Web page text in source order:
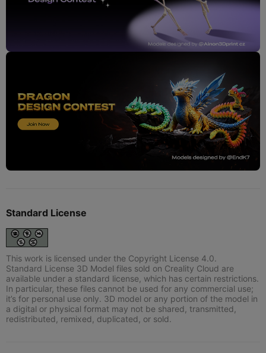
Standard License
This work is licensed under the Copyright License 4.0.
Standard License 3D Model files sold on Creality Cloud are
available under a standard license, which has certain restrictions.
In particular, these files cannot be used for any commercial use;
it’s for personal use only. 3D model or any portion of the model in
a digital or physical format may not be shared, transmitted,
redistributed, remixed, duplicated, or sold.